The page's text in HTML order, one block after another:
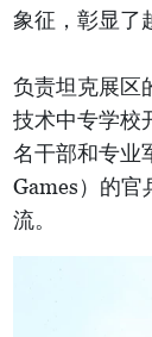
象征，彰显了
负责坦克展区
技术中专学校
名干部和专业
Games）的
流。